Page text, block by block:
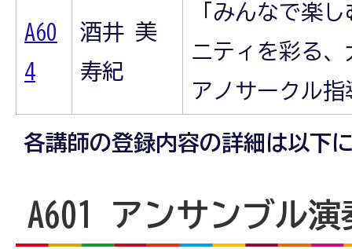
A60
4
酒井 美
寿紀
「みんなで楽
ニティを彩る
アノサークル指
各講師の登録内容の詳細は以下
A601 アンサンブル演